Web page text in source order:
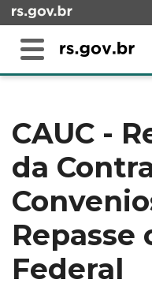
para
conteúdo
menu
para
busca
Alterna
conteúdo
CAUC -
da
Repasse
Federal